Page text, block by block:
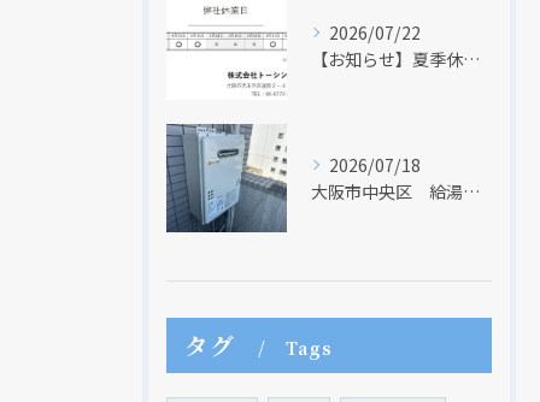
2026/07/22
【お知らせ】夏季休業日のお知らせ【２０２６年】
2026/07/18
大阪市中央区 給湯器のリモコンが無くても、リモコンを設置する方法はあります
タグ Tags